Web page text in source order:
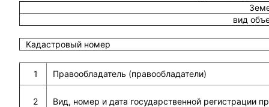
вид
Кадастровый номер
1 Правообладатель (правообладатели)
2 Вид, номер и дата государственной регистрации